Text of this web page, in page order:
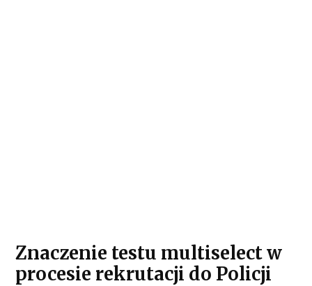
Znaczenie testu multiselect w
procesie rekrutacji do Policji